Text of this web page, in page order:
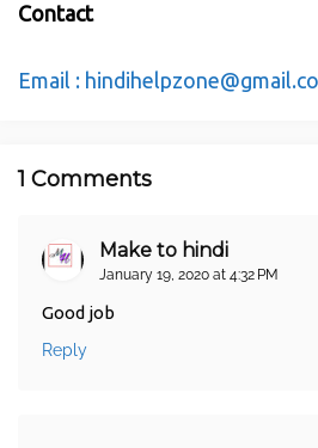
Contact
Email :
1 Comments
Make to hindi
January 19, 2020 at 4:32 PM
Good job
Reply